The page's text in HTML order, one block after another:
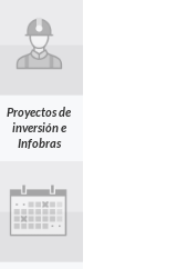
Proyectos de
inversión e
Infobras